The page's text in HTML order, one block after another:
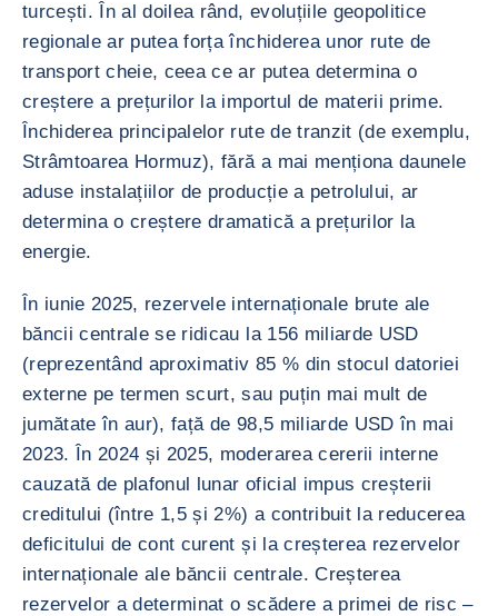
turcești. În al doilea rând, evoluțiile geopolitice
regionale ar putea forța închiderea unor rute de
transport cheie, ceea ce ar putea determina o
creștere a prețurilor la importul de materii prime.
Închiderea principalelor rute de tranzit (de exemplu,
Strâmtoarea Hormuz), fără a mai menționa daunele
aduse instalațiilor de producție a petrolului, ar
determina o creștere dramatică a prețurilor la
energie.
În iunie 2025, rezervele internaționale brute ale
băncii centrale se ridicau la 156 miliarde USD
(reprezentând aproximativ 85 % din stocul datoriei
externe pe termen scurt, sau puțin mai mult de
jumătate în aur), față de 98,5 miliarde USD în mai
2023. În 2024 și 2025, moderarea cererii interne
cauzată de plafonul lunar oficial impus creșterii
creditului (între 1,5 și 2%) a contribuit la reducerea
deficitului de cont curent și la creșterea rezervelor
internaționale ale băncii centrale. Creșterea
rezervelor a determinat o scădere a primei de risc –